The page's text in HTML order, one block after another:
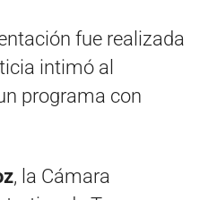
fue realizada
intimó al
programa con
, la Cámara